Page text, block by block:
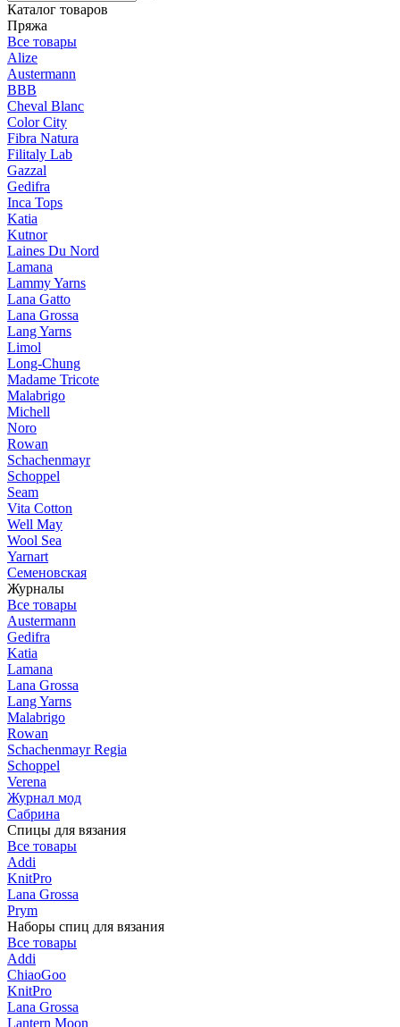
Каталог товаров
Пряжа
Все товары
Alize
Austermann
BBB
Cheval Blanc
Color City
Fibra Natura
Filitaly Lab
Gazzal
Gedifra
Inca Tops
Katia
Kutnor
Laines Du Nord
Lamana
Lammy Yarns
Lana Gatto
Lana Grossa
Lang Yarns
Limol
Long-Chung
Madame Tricote
Malabrigo
Michell
Noro
Rowan
Schachenmayr
Schoppel
Seam
Vita Cotton
Well May
Wool Sea
Yarnart
Семеновская
Журналы
Все товары
Austermann
Gedifra
Katia
Lamana
Lana Grossa
Lang Yarns
Malabrigo
Rowan
Schachenmayr Regia
Schoppel
Verena
Журнал мод
Сабрина
Спицы для вязания
Все товары
Addi
KnitPro
Lana Grossa
Prym
Наборы спиц для вязания
Все товары
Addi
ChiaoGoo
KnitPro
Lana Grossa
Lantern Moon